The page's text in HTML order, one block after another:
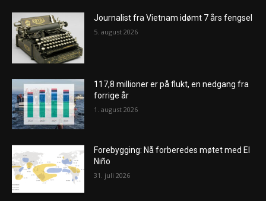
Journalist fra Vietnam idømt 7 års fengsel
5. august 2026
117,8 millioner er på flukt, en nedgang fra
forrige år
1. august 2026
Forebygging: Nå forberedes møtet med El
Niño
31. juli 2026